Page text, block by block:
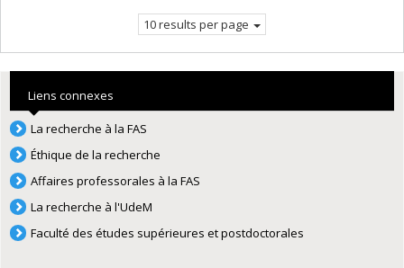
10 results per page
Liens connexes
La recherche à la FAS
Éthique de la recherche
Affaires professorales à la FAS
La recherche à l'UdeM
Faculté des études supérieures et postdoctorales